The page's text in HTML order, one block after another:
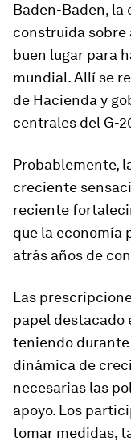
Baden-Baden, la
construida sobre
buen lugar para
mundial. Allí se
de Hacienda y
centrales del G-
Probablemente,
creciente
reciente
que la economía
atrás años de
Las
papel destacado
teniendo
dinámica de
necesarias las
apoyo. Los
tomar medidas,